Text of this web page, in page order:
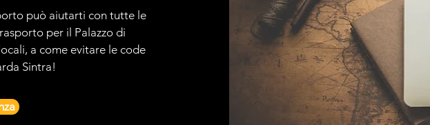
può aiutarti con tutte le
per il Palazzo di
a come evitare le code
Sintra!